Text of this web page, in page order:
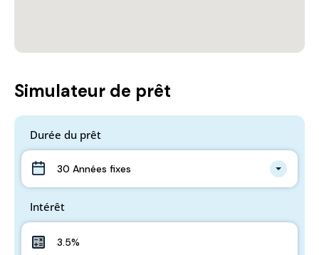
Simulateur de prêt
Durée du prêt
30 Années fixes
Intérêt